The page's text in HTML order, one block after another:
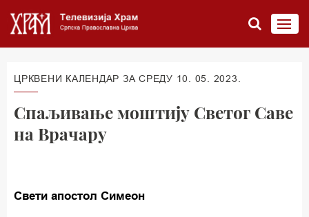
ЦРКВЕНИ КАЛЕНДАР ЗА СРЕДУ 10. 05. 2023.
Спаљивање моштију Светог Саве
на Врачару
Свети апостол Симеон